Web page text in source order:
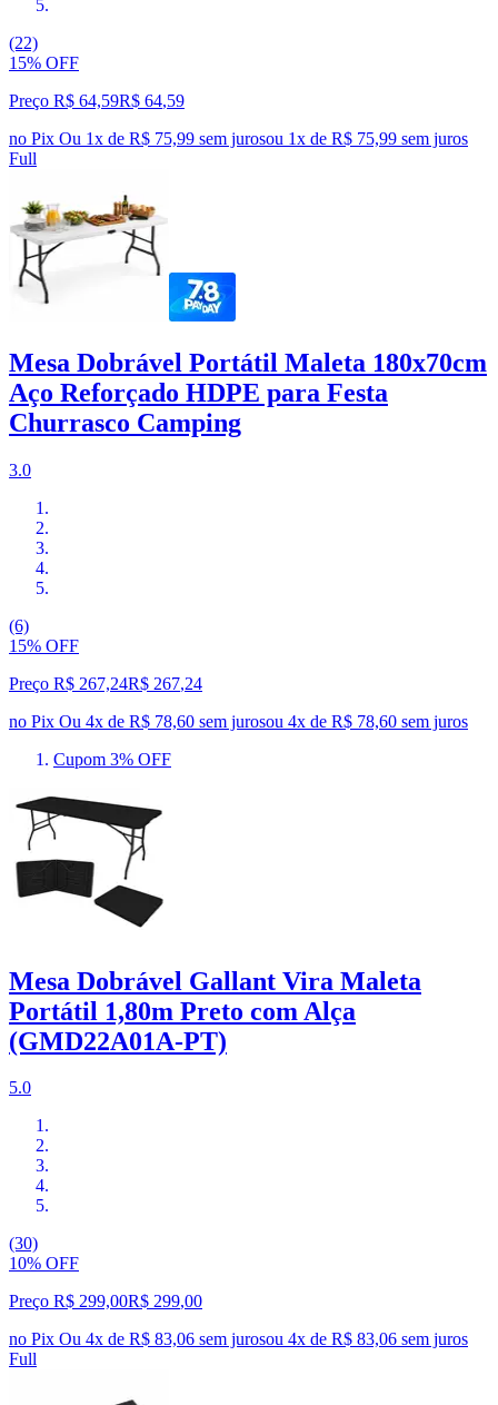
(22)
15% OFF
Preço R$ 64,59R$ 64,59
no Pix Ou 1x de R$ 75,99 sem jurosou 1x de R$ 75,99 sem juros
Full
Mesa Dobrável Portátil Maleta 180x70cm
Aço Reforçado HDPE para Festa
Churrasco Camping
3.0
(6)
15% OFF
Preço R$ 267,24R$ 267,24
no Pix Ou 4x de R$ 78,60 sem jurosou 4x de R$ 78,60 sem juros
Cupom 3% OFF
Mesa Dobrável Gallant Vira Maleta
Portátil 1,80m Preto com Alça
(GMD22A01A-PT)
5.0
(30)
10% OFF
Preço R$ 299,00R$ 299,00
no Pix Ou 4x de R$ 83,06 sem jurosou 4x de R$ 83,06 sem juros
Full